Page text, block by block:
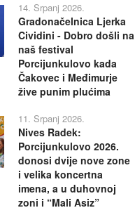
14. Srpanj 2026.
Gradonačelnica Ljerka
Cividini - Dobro došli na
naš festival
Porcijunkulovo kada
Čakovec i Međimurje
žive punim plućima
11. Srpanj 2026.
Nives Radek:
Porcijunkulovo 2026.
donosi dvije nove zone
i velika koncertna
imena, a u duhovnoj
zoni i “Mali Asiz”